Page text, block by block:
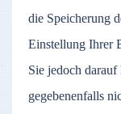
die Speicherung
Einstellung Ihrer
Sie jedoch darauf
gegebenenfalls